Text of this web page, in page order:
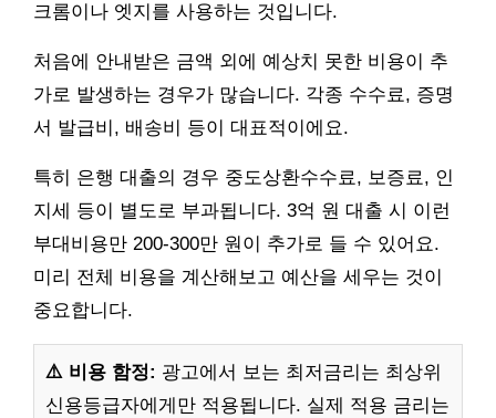
크롬이나 엣지를 사용하는 것입니다.
처음에 안내받은 금액 외에 예상치 못한 비용이 추
가로 발생하는 경우가 많습니다. 각종 수수료, 증명
서 발급비, 배송비 등이 대표적이에요.
특히 은행 대출의 경우 중도상환수수료, 보증료, 인
지세 등이 별도로 부과됩니다. 3억 원 대출 시 이런
부대비용만 200-300만 원이 추가로 들 수 있어요.
미리 전체 비용을 계산해보고 예산을 세우는 것이
중요합니다.
⚠️ 비용 함정: 광고에서 보는 최저금리는 최상위
신용등급자에게만 적용됩니다. 실제 적용 금리는